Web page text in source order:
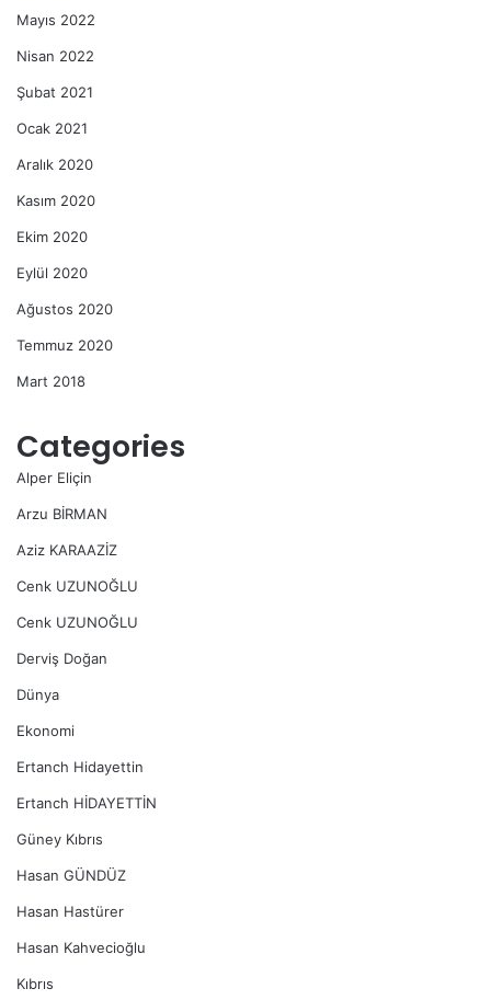
Mayıs 2022
Nisan 2022
Şubat 2021
Ocak 2021
Aralık 2020
Kasım 2020
Ekim 2020
Eylül 2020
Ağustos 2020
Temmuz 2020
Mart 2018
Categories
Alper Eliçin
Arzu BİRMAN
Aziz KARAAZİZ
Cenk UZUNOĞLU
Cenk UZUNOĞLU
Derviş Doğan
Dünya
Ekonomi
Ertanch Hidayettin
Ertanch HİDAYETTİN
Güney Kıbrıs
Hasan GÜNDÜZ
Hasan Hastürer
Hasan Kahvecioğlu
Kıbrıs